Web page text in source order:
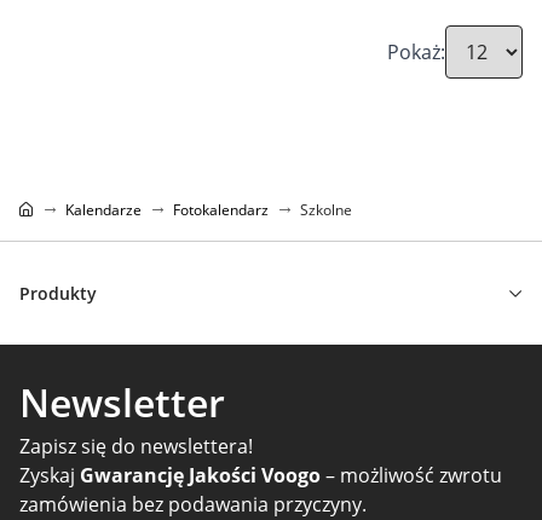
Pokaż:
Kalendarze Fotokalendarz Szkolne
Produkty
Newsletter
Zapisz się do newslettera!
Zyskaj Gwarancję Jakości Voogo– możliwość zwrotu
zamówienia bez podawania przyczyny.